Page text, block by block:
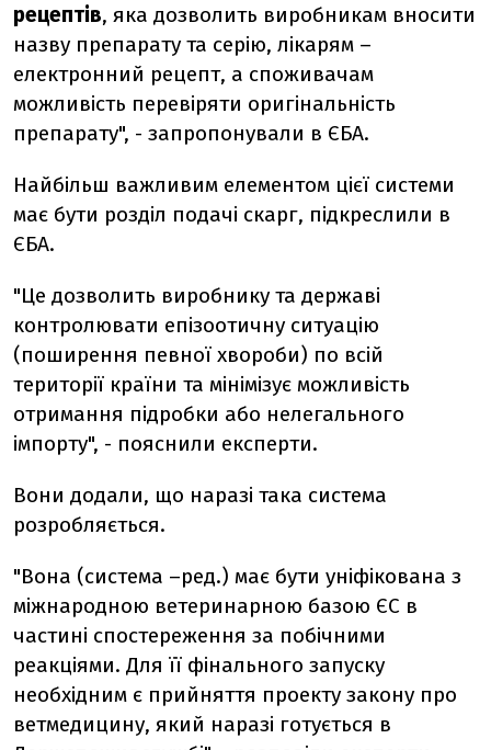
рецептів, яка дозволить виробникам вносити
назву препарату та серію, лікарям –
електронний рецепт, а споживачам
можливість перевіряти оригінальність
препарату", - запропонували в ЄБА.
Найбільш важливим елементом цієї системи
має бути розділ подачі скарг, підкреслили в
ЄБА.
"Це дозволить виробнику та державі
контролювати епізоотичну ситуацію
(поширення певної хвороби) по всій
території країни та мінімізує можливість
отримання підробки або нелегального
імпорту", - пояснили експерти.
Вони додали, що наразі така система
розробляється.
"Вона (система –ред.) має бути уніфікована з
міжнародною ветеринарною базою ЄС в
частині спостереження за побічними
реакціями. Для її фінального запуску
необхідним є прийняття проекту закону про
ветмедицину, який наразі готується в